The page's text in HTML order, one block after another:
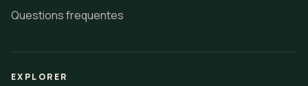
Questions frequentes
EXPLORER